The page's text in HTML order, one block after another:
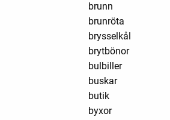
brunn
brunröta
brysselkål
brytbönor
bulbiller
buskar
butik
byxor